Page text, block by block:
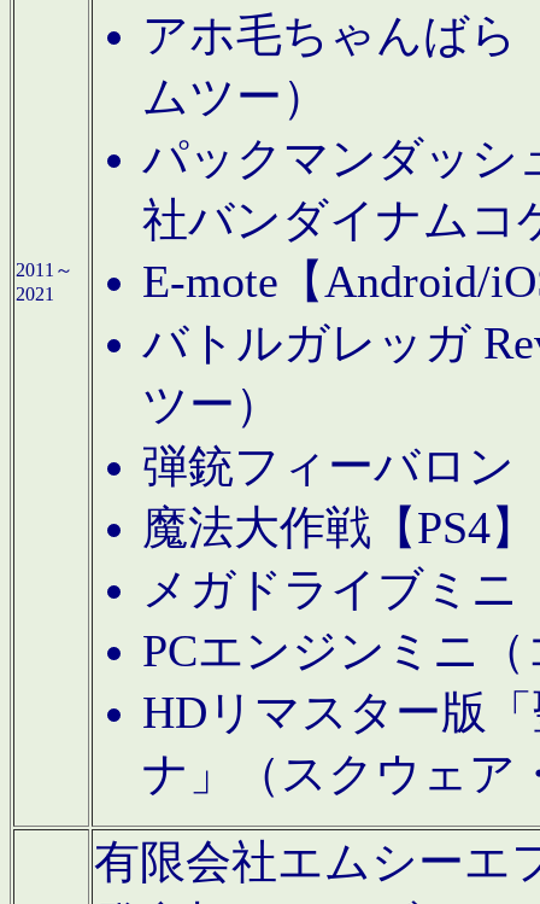
2011～
2021
アホ毛ちゃんばら
ムツー）
パックマンダッシ
社バンダイナムコ
E-mote【Android/
バトルガレッガ
ツー）
弾銃フィーバロン
魔法大作戦【PS4
メガドライブミニ
PCエンジンミニ
HDリマスター版
ナ」（スクウェア
有限会社エムシーエ